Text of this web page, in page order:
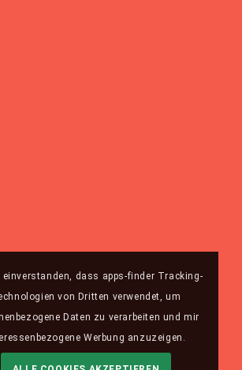
einverstanden, dass apps-finder Tracking-
von Dritten verwendet, um
Daten zu verarbeiten und mir
Werbung anzuzeigen.